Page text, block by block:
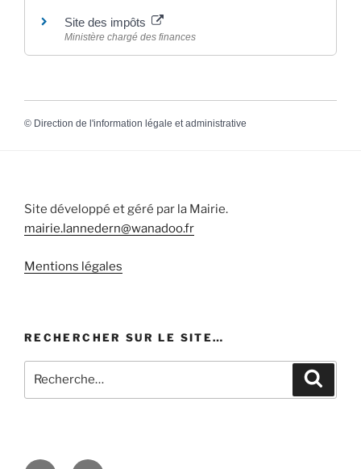
Site des impôts
Ministère chargé des finances
© Direction de l'information légale et administrative
Site développé et géré par la Mairie.
mairie.lannedern@wanadoo.fr
Mentions légales
RECHERCHER SUR LE SITE…
pour